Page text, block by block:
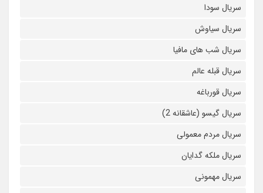
سریال سودا
سریال سیاوش
سریال شب های مافیا
سریال قبله عالم
سریال قورباغه
سریال گیسو (عاشقانه 2)
سریال مردم معمولی
سریال ملکه گدایان
سریال مهمونی